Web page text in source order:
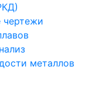
чертежи
металлов